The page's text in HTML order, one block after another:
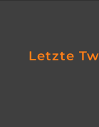
Letzte